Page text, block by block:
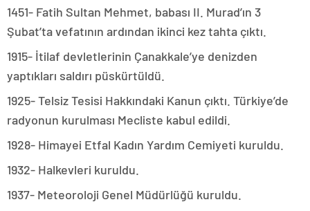
1451- Fatih Sultan Mehmet, babası II. Murad’ın 3
Şubat’ta vefatının ardından ikinci kez tahta çıktı.
1915- İtilaf devletlerinin Çanakkale’ye denizden
yaptıkları saldırı püskürtüldü.
1925- Telsiz Tesisi Hakkındaki Kanun çıktı. Türkiye’de
radyonun kurulması Mecliste kabul edildi.
1928- Himayei Etfal Kadın Yardım Cemiyeti kuruldu.
1932- Halkevleri kuruldu.
1937- Meteoroloji Genel Müdürlüğü kuruldu.